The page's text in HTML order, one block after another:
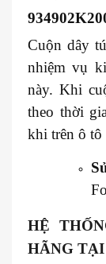
Cuộn dây
nhiệm vụ
này. Khi
theo thời
khi trên ô tô
HỆ
HÃNG